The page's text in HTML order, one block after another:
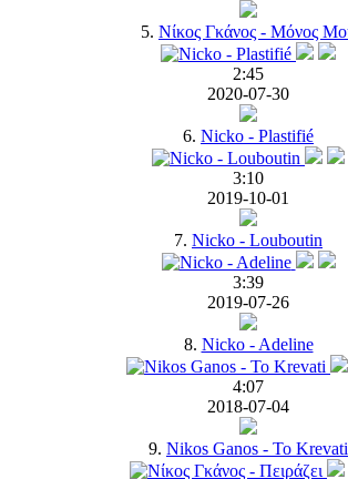
5. Νίκος Γκάνος - Μόνος
2:45
2020-07-30
6. Nicko - Plastifié
3:10
2019-10-01
7. Nicko - Louboutin
3:39
2019-07-26
8. Nicko - Adeline
4:07
2018-07-04
9. Nikos Ganos - To Krevati